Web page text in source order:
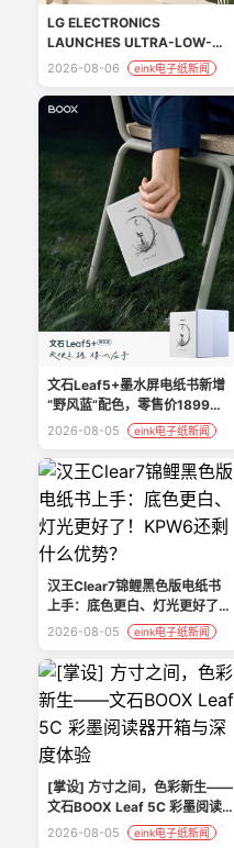
LG ELECTRONICS
LAUNCHES ULTRA-LOW-
POWER ‘LG E-PAPER
2026-08-06 eink电子纸新闻
文石Leaf5+墨水屏电纸书新增
“野风蓝”配色，零售价1899元 -
今日头条
2026-08-05 eink电子纸新闻
汉王Clear7锦鲤黑色版电纸书
上手：底色更白、灯光更好了！
KPW6还剩什么优势？
2026-08-05 eink电子纸新闻
[掌设] 方寸之间，色彩新生——
文石BOOX Leaf 5C 彩墨阅读
器开箱与深度体验
2026-08-05 eink电子纸新闻